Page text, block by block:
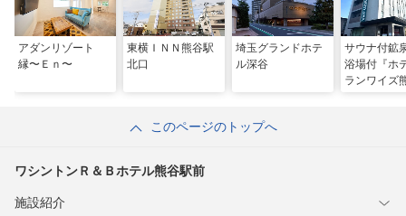
アダンリゾート
縁〜Ｅｎ〜
東横ＩＮＮ熊谷駅
北口
埼玉グランドホテ
ル深谷
サウナ付鉱
浴場付『ホ
ランワイズ
このページのトップへ
ワシントンＲ＆Ｂホテル熊谷駅前
施設紹介